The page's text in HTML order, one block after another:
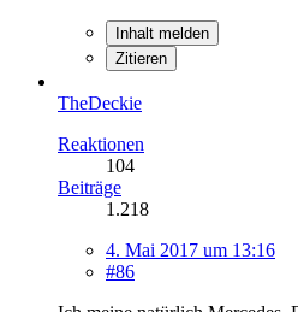
Inhalt melden
Zitieren
TheDeckie
Reaktionen
104
Beiträge
1.218
4. Mai 2017 um 13:16
#86